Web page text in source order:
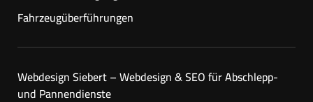
Fahrzeugüberführungen
Webdesign Siebert – Webdesign & SEO für Abschlepp-
und Pannendienste